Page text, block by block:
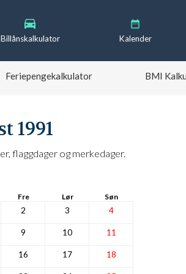
Billånskalkulator Kalender
Feriepengekalkulator BMI
1991
flaggdager og merkedager.
Fre Lør Søn
2 3 4
9 10 11
16 17 18